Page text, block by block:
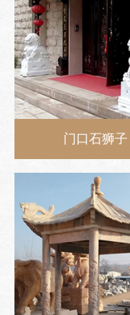
门口石狮子